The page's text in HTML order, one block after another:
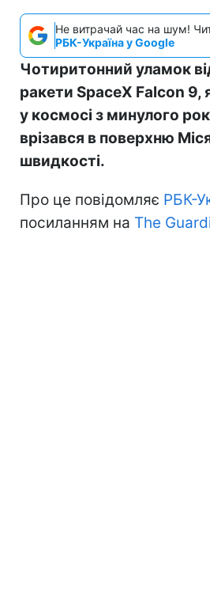
Не витрачай час на шум!
РБК-Україна у Google
Чотиритонний уламок
ракети SpaceX Falcon 9,
у космосі з минулого
врізався в поверхню
швидкості.
Про це повідомляє РБК-
посиланням на The